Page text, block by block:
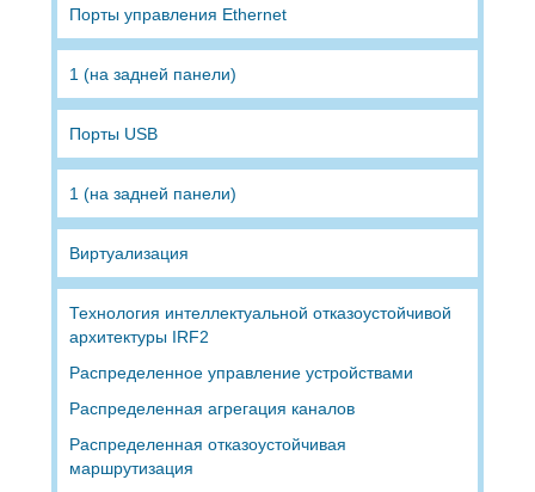
Порты управления Ethernet
1 (на задней панели)
Порты USB
1 (на задней панели)
Виртуализация
Технология интеллектуальной отказоустойчивой
архитектуры IRF2
Распределенное управление устройствами
Распределенная агрегация каналов
Распределенная отказоустойчивая
маршрутизация